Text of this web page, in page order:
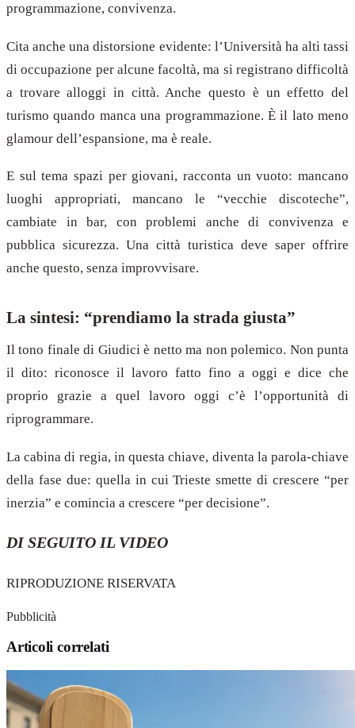
programmazione, convivenza.
Cita anche una distorsione evidente: l’Università ha alti tassi
di occupazione per alcune facoltà, ma si registrano difficoltà
a trovare alloggi in città. Anche questo è un effetto del
turismo quando manca una programmazione. È il lato meno
glamour dell’espansione, ma è reale.
E sul tema spazi per giovani, racconta un vuoto: mancano
luoghi appropriati, mancano le “vecchie discoteche”,
cambiate in bar, con problemi anche di convivenza e
pubblica sicurezza. Una città turistica deve saper offrire
anche questo, senza improvvisare.
La sintesi: “prendiamo la strada giusta”
Il tono finale di Giudici è netto ma non polemico. Non punta
il dito: riconosce il lavoro fatto fino a oggi e dice che
proprio grazie a quel lavoro oggi c’è l’opportunità di
riprogrammare.
La cabina di regia, in questa chiave, diventa la parola-chiave
della fase due: quella in cui Trieste smette di crescere “per
inerzia” e comincia a crescere “per decisione”.
DI SEGUITO IL VIDEO
RIPRODUZIONE RISERVATA
Pubblicità
Articoli correlati